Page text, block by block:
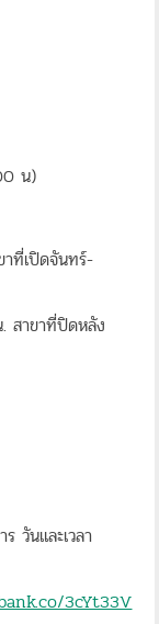
น)
าที่เปิดจันทร์-
สาขาที่ปิดหลัง
วันและเวลา
3cYt33V